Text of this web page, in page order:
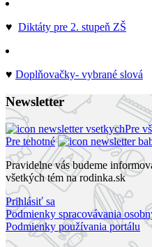
♥ Diktáty pre 2. stupeň ZŠ
♥ Doplňovačky- vybrané slová
Newsletter
Pre
Pre tehotné
Pravidelne vás budeme
všetkých tém na rodinka.sk
Prihlásiť sa
Podmienky spracovávania
Podmienky používania portálu